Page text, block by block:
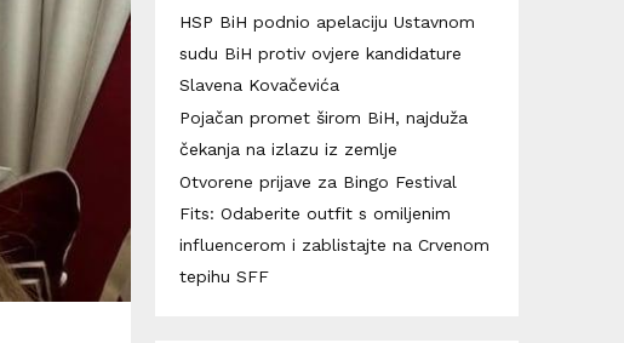
HSP BiH podnio apelaciju Ustavnom
sudu BiH protiv ovjere kandidature
Slavena Kovačevića
Pojačan promet širom BiH, najduža
čekanja na izlazu iz zemlje
Otvorene prijave za Bingo Festival
Fits: Odaberite outfit s omiljenim
influencerom i zablistajte na Crvenom
tepihu SFF